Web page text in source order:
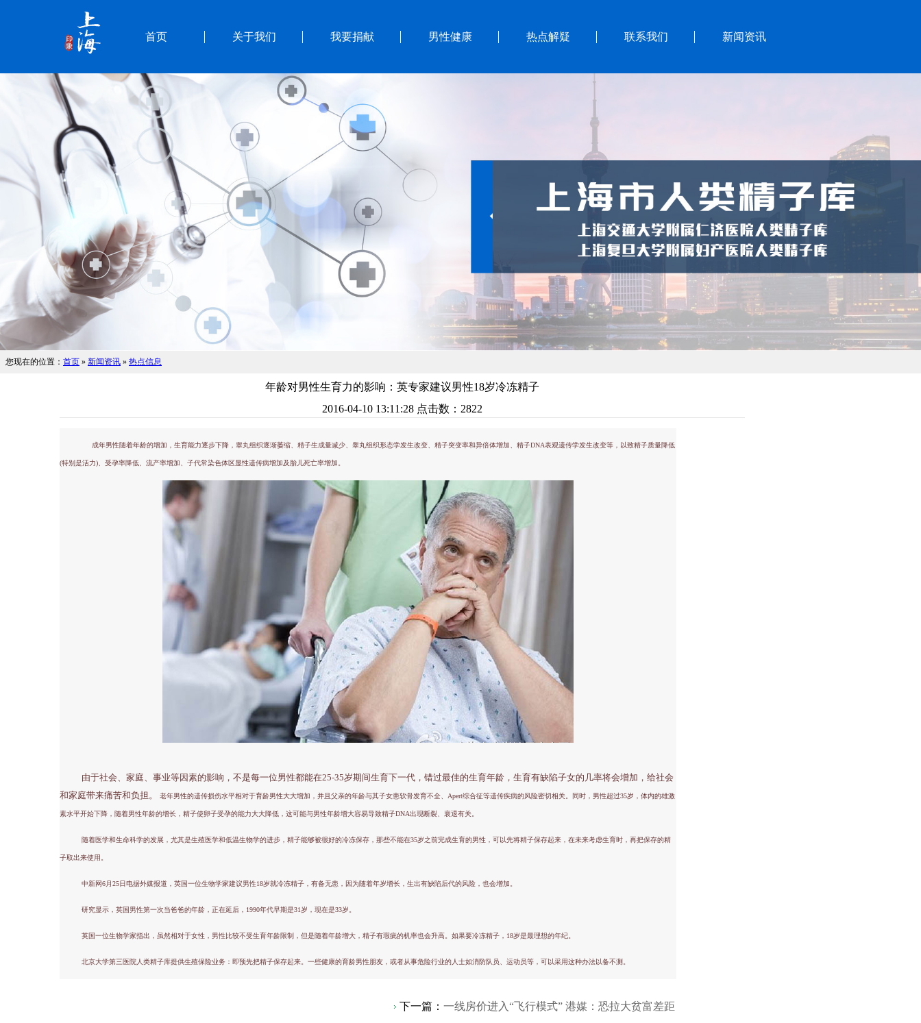
首页 关于我们 我要捐献 男性健康 热点解疑 联系我们 新闻资讯
您现在的位置： 首页 » 新闻资讯 » 热点信息
年龄对男性生育力的影响：英专家建议男性18岁冷冻精子
2016-04-10 13:11:28 点击数： 2822
成年男性随着年龄的增加，生育能力逐步下降，睾丸组织逐渐萎缩、精子生成量减少、睾丸组织形态学发生改变、精子突变率和异倍体增加、精子DNA表观遗传学发生改变等，以致精子质量降低
(特别是活力)、受孕率降低、流产率增加、子代常染色体区显性遗传病增加及胎儿死亡率增加。
由于社会、家庭、事业等因素的影响，不是每一位男性都能在25-35岁期间生育下一代，错过最佳的生育年龄，生育有缺陷子女的几率将会增加，给社会
和家庭带来痛苦和负担。
老年男性的遗传损伤水平相对于育龄男性大大增加，并且父亲的年龄与其子女患软骨发育不全、Apert综合征等遗传疾病的风险密切相关。同时，男性超过35岁，体内的雄激
素水平开始下降，随着男性年龄的增长，精子使卵子受孕的能力大大降低，这可能与男性年龄增大容易导致精子DNA出现断裂、衰退有关。
随着医学和生命科学的发展，尤其是生殖医学和低温生物学的进步，精子能够被很好的冷冻保存，那些不能在35岁之前完成生育的男性，可以先将精子保存起来，在未来考虑生育时，再把保存的精
子取出来使用。
中新网6月25日电据外媒报道，英国一位生物学家建议男性18岁就冷冻精子，有备无患，因为随着年岁增长，生出有缺陷后代的风险，也会增加。
研究显示，英国男性第一次当爸爸的年龄，正在延后，1990年代早期是31岁，现在是33岁。
英国一位生物学家指出，虽然相对于女性，男性比较不受生育年龄限制，但是随着年龄增大，精子有瑕疵的机率也会升高。如果要冷冻精子，18岁是最理想的年纪。
北京大学第三医院人类精子库提供生殖保险业务：即预先把精子保存起来。一些健康的育龄男性朋友，或者从事危险行业的人士如消防队员、运动员等，可以采用这种办法以备不测。
下一篇：一线房价进入“飞行模式” 港媒：恐拉大贫富差距